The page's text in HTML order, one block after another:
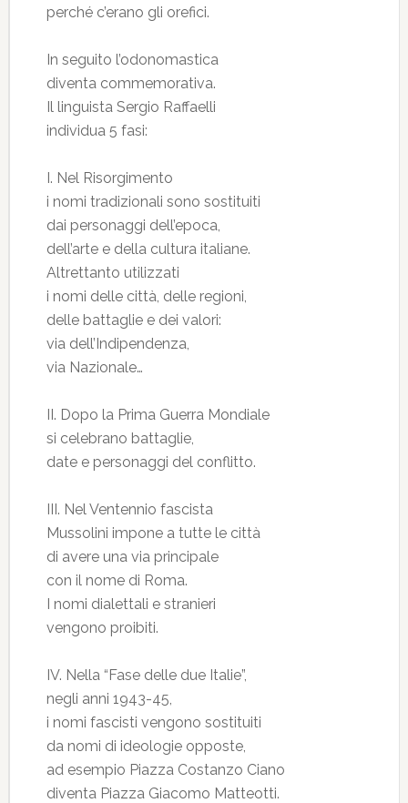
perché c’erano gli orefici.
In seguito l’odonomastica
diventa commemorativa.
Il linguista Sergio Raffaelli
individua 5 fasi:
I. Nel Risorgimento
i nomi tradizionali sono sostituiti
dai personaggi dell’epoca,
dell’arte e della cultura italiane.
Altrettanto utilizzati
i nomi delle città, delle regioni,
delle battaglie e dei valori:
via dell’Indipendenza,
via Nazionale…
II. Dopo la Prima Guerra Mondiale
si celebrano battaglie,
date e personaggi del conflitto.
III. Nel Ventennio fascista
Mussolini impone a tutte le città
di avere una via principale
con il nome di Roma.
I nomi dialettali e stranieri
vengono proibiti.
IV. Nella “Fase delle due Italie”,
negli anni 1943-45,
i nomi fascisti vengono sostituiti
da nomi di ideologie opposte,
ad esempio Piazza Costanzo Ciano
diventa Piazza Giacomo Matteotti.